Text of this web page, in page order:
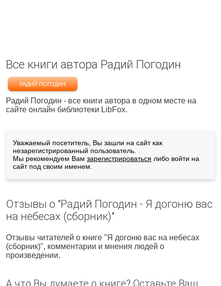
Все книги автора Радий Погодин
РАДИЙ ПОГОДИН
Радий Погодин - все книги автора в одном месте на
сайте онлайн библиотеки LibFox.
Уважаемый посетитель, Вы зашли на сайт как
незарегистрированный пользователь.
Мы рекомендуем Вам зарегистрироваться либо войти на
сайт под своим именем.
Отзывы о "Радий Погодин - Я догоню вас
на небесах (сборник)"
Отзывы читателей о книге "Я догоню вас на небесах
(сборник)", комментарии и мнения людей о
произведении.
А что Вы думаете о книге? Оставьте Ваш